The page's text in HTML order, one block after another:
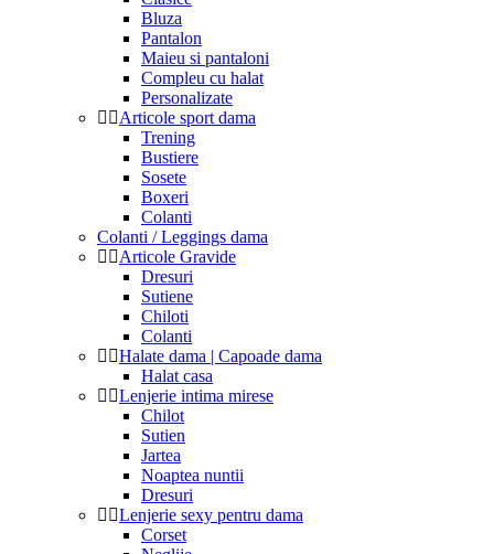
Bluza
Pantalon
Maieu si pantaloni
Compleu cu halat
Personalizate
Articole sport dama
Trening
Bustiere
Sosete
Boxeri
Colanti
Colanti / Leggings dama
Articole Gravide
Dresuri
Sutiene
Chiloti
Colanti
Halate dama | Capoade dama
Halat casa
Lenjerie intima mirese
Chilot
Sutien
Jartea
Noaptea nuntii
Dresuri
Lenjerie sexy pentru dama
Corset